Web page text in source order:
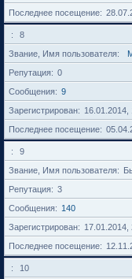
Последнее посещение
8
Звание, Имя пользователя
Репутация
0
Сообщения
9
Зарегистрирован
16.01.2014,
Последнее посещение
9
Звание, Имя пользователя
Репутация
3
Сообщения
140
Зарегистрирован
17.01.2014,
Последнее посещение
10